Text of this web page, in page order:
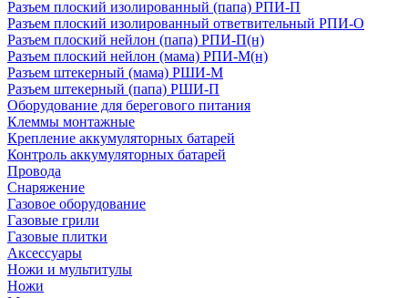
Разъем плоский изолированный (папа) РПИ-П
Разъем плоский изолированный ответвительный РПИ-О
Разъем плоский нейлон (папа) РПИ-П(н)
Разъем плоский нейлон (мама) РПИ-М(н)
Разъем штекерный (мама) РШИ-М
Разъем штекерный (папа) РШИ-П
Оборудование для берегового питания
Клеммы монтажные
Крепление аккумуляторных батарей
Контроль аккумуляторных батарей
Провода
Снаряжение
Газовое оборудование
Газовые грили
Газовые плитки
Аксессуары
Ножи и мультитулы
Ножи